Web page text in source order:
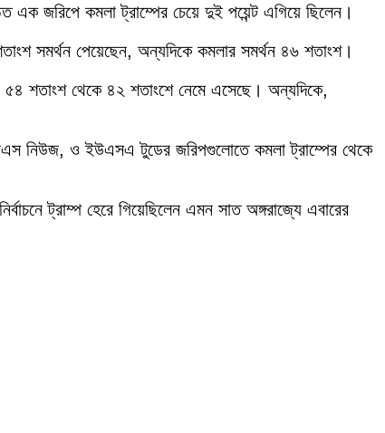
জরিপে কমলা ট্রাম্পের চেয়ে দুই পয়েন্ট এগিয়ে ছিলেন।
সমর্থন পেয়েছেন, অন্যদিকে কমলার সমর্থন ৪৬ শতাংশ।
৫৪ শতাংশ থেকে ৪২ শতাংশে নেমে এসেছে। অন্যদিকে,
নিউজ, ও ইউএসএ টুডের জরিপগুলোতে কমলা ট্রাম্পের থেকে
ট্রাম্প হেরে গিয়েছিলেন এমন সাত অঙ্গরাজ্যে এবারের